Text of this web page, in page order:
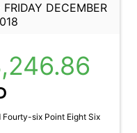
DECEMBER
six Point Eight Six